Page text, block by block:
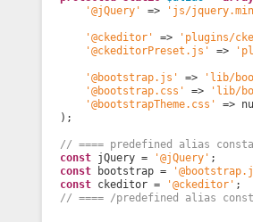
'@jQuery'
=> 'js/
'@ckeditor' =>
'plugins/
'@ckeditorPreset.js'
=>
'@bootstrap.js' =>
'lib/
'@bootstrap.css'
=>
'lib/
'@bootstrapTheme.css'
=>
);
// ==== predefined alias
const jQuery = '@jQuery' ;
const
bootstrap =
const ckeditor = '@ckeditor' ;
// ==== /predefined alias